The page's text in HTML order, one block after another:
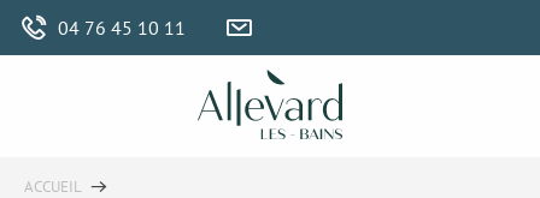
Aller
04 76 45 10 11
ACCUEIL